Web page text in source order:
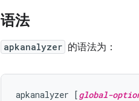
语法
apkanalyzer 的语法为：
apkanalyzer [global-